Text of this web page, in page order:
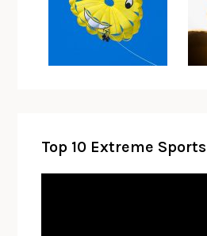
Top 10 Extreme Sports